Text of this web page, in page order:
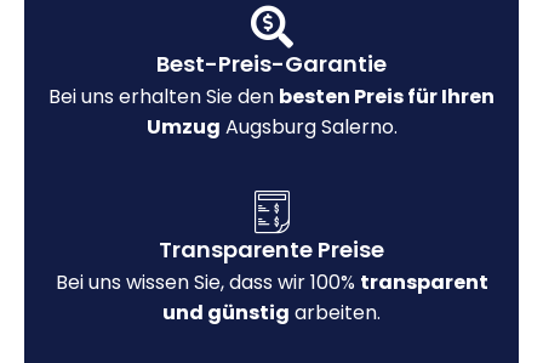
Best-Preis-Garantie
Bei uns erhalten Sie den besten Preis für Ihren
Umzug Augsburg Salerno.
Transparente Preise
Bei uns wissen Sie, dass wir 100% transparent
und günstig arbeiten.